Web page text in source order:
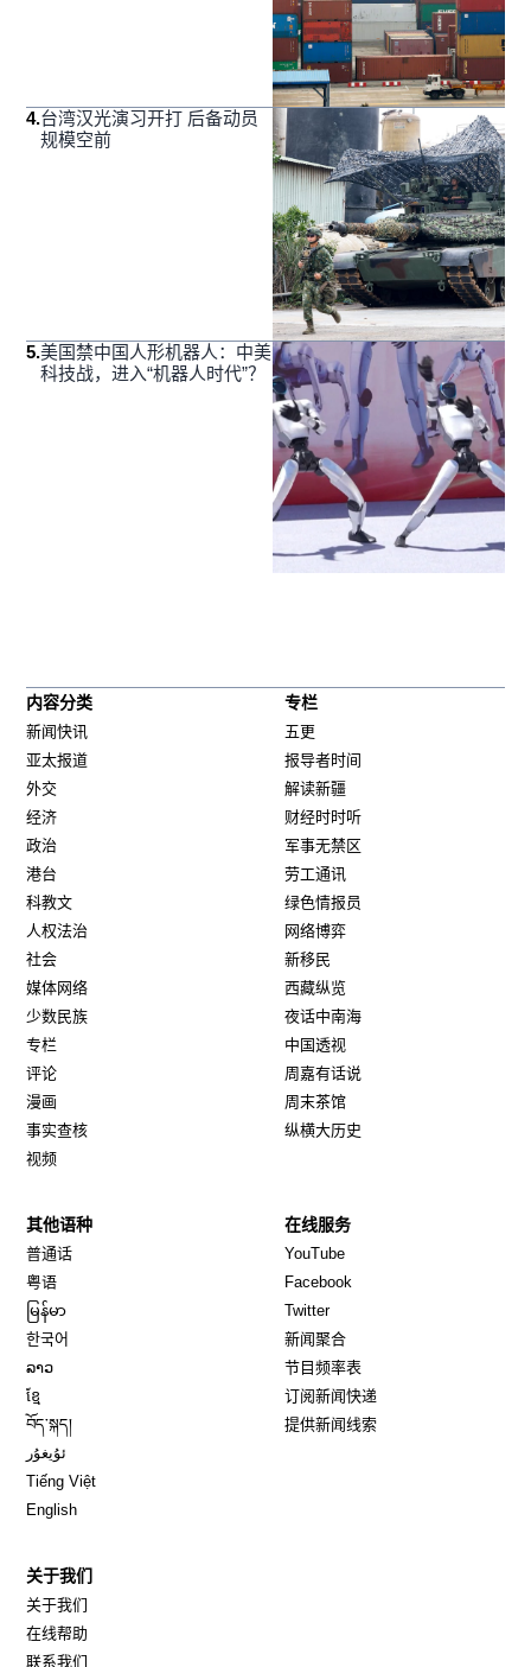
4.台湾汉光演习开打 后备动员
规模空前
5.美国禁中国人形机器人：中美
科技战，进入“机器人时代”？
内容分类
新闻快讯
亚太报道
外交
经济
政治
港台
科教文
人权法治
社会
媒体网络
少数民族
专栏
评论
漫画
事实查核
视频
专栏
五更
报导者时间
解读新疆
财经时时听
军事无禁区
劳工通讯
绿色情报员
网络博弈
新移民
西藏纵览
夜话中南海
中国透视
周嘉有话说
周末茶馆
纵横大历史
其他语种
普通话
粤语
မြန်မာ
한국어
ລາວ
ខ្មែ
བོད་སྐད།
ئۇيغۇر
Tiếng Việt
English
在线服务
YouTube
Facebook
TwitterOpens in new window
新闻聚合
节目频率表
订阅新闻快递
提供新闻线索
关于我们
关于我们
在线帮助
联系我们